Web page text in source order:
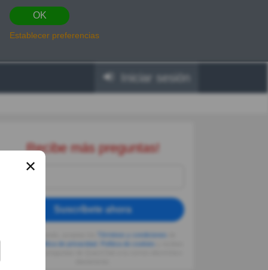
OK
Establecer preferencias
Iniciar sesión
Recibe más preguntas!
Suscríbete ahora
Política de privacidad
✕